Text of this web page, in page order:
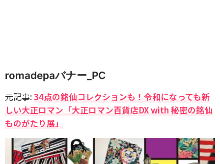
romadepaバナー_PC
元記事:34点の銘仙コレクションも！令和になっても新
しい大正ロマン「大正ロマン百貨店DX with 秘密の銘仙
ものがたり展」